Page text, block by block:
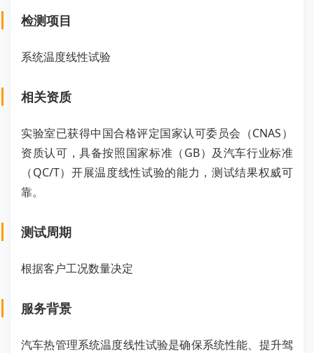
检测项目
系统温度线性试验
相关资质
实验室已获得中国合格评定国家认可委员会（CNAS）
资质认可，具备按照国家标准（GB）及汽车行业标准
（QC/T）开展温度线性试验的能力，测试结果权威可
靠。
测试周期
根据客户工况数量决定
服务背景
汽车热管理系统温度线性试验是确保系统性能、提升驾